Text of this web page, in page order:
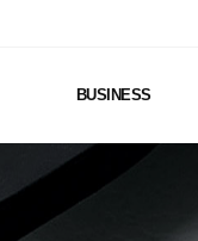
BUSINESS